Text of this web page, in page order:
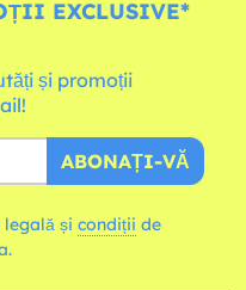
EXCLUSIVE*
și promoții
ABONAȚI-VĂ
și condiții